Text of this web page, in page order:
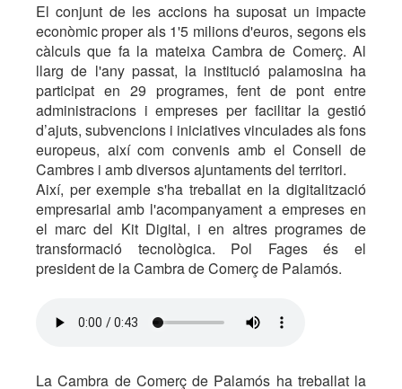
El conjunt de les accions ha suposat un impacte
econòmic proper als 1'5 milions d'euros, segons els
càlculs que fa la mateixa Cambra de Comerç. Al
llarg de l'any passat, la institució palamosina ha
participat en 29 programes, fent de pont entre
administracions i empreses per facilitar la gestió
d’ajuts, subvencions i iniciatives vinculades als fons
europeus, així com convenis amb el Consell de
Cambres i amb diversos ajuntaments del territori.
Així, per exemple s'ha treballat en la digitalització
empresarial amb l'acompanyament a empreses en
el marc del Kit Digital, i en altres programes de
transformació tecnològica. Pol Fages és el
president de la Cambra de Comerç de Palamós.
La Cambra de Comerç de Palamós ha treballat la